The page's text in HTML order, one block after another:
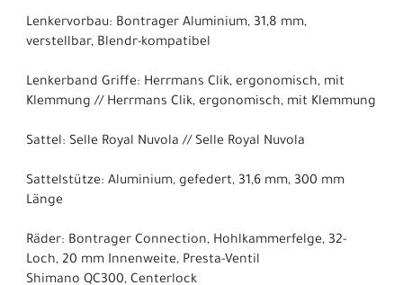
Lenkervorbau: Bontrager Aluminium, 31,8 mm,
verstellbar, Blendr-kompatibel
Lenkerband Griffe: Herrmans Clik, ergonomisch, mit
Klemmung // Herrmans Clik, ergonomisch, mit Klemmung
Sattel: Selle Royal Nuvola // Selle Royal Nuvola
Sattelstütze: Aluminium, gefedert, 31,6 mm, 300 mm
Länge
Räder: Bontrager Connection, Hohlkammerfelge, 32-
Loch, 20 mm Innenweite, Presta-Ventil
Shimano QC300, Centerlock